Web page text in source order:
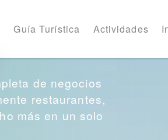
Guía Turística Actividades
de negocios
restaurantes,
más en un solo